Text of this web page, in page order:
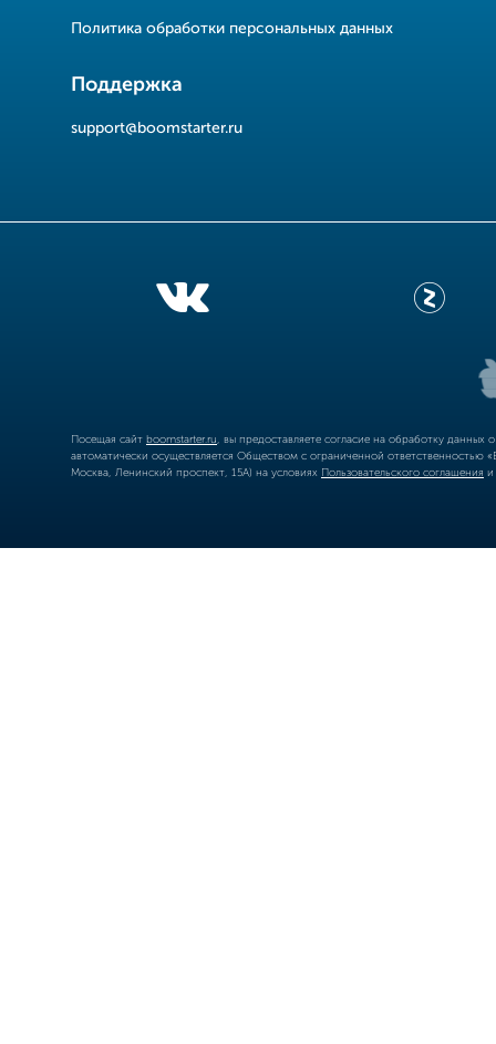
Политика обработки персональных данных
Поддержка
support@boomstarter.ru
Посещая сайт boomstarter.ru , вы предоставляете согласие на обработку
автоматически осуществляется Обществом с ограниченной
Москва, Ленинский проспект, 15А) на условиях Пользовательского соглашения и